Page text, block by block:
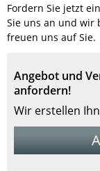
Fordern Sie jetzt
Sie uns an und wir
freuen uns auf Sie.
Angebot und
anfordern!
Wir erstellen